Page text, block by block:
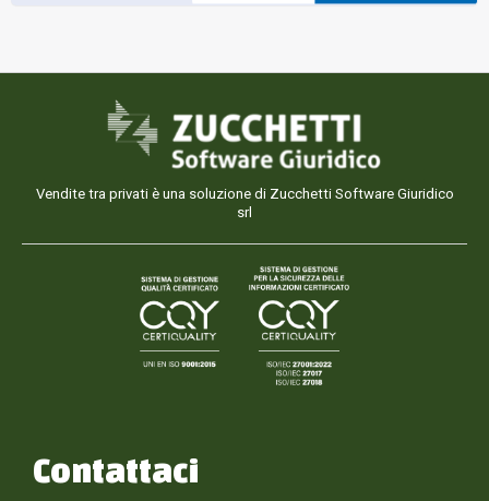
Vendite tra privati è una soluzione di Zucchetti Software Giuridico
srl
Contattaci